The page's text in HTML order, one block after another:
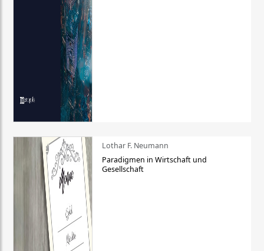
Lothar F. Neumann
Paradigmen in Wirtschaft und
Gesellschaft